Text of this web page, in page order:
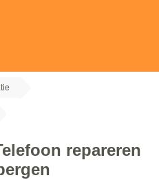
repareren